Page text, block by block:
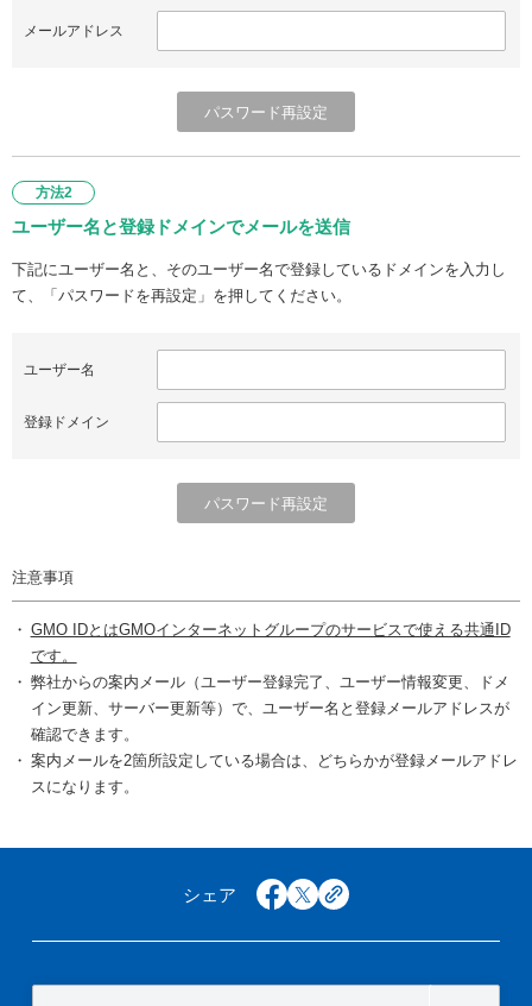
メールアドレス
方法2
ユーザー名と登録ドメインでメールを送信
下記にユーザー名と、そのユーザー名で登録しているドメインを入力し
て、「パスワードを再設定」を押してください。
ユーザー名
登録ドメイン
注意事項
GMO IDとはGMOインターネットグループのサービスで使える共通ID
です。
弊社からの案内メール（ユーザー登録完了、ユーザー情報変更、ドメ
イン更新、サーバー更新等）で、ユーザー名と登録メールアドレスが
確認できます。
案内メールを2箇所設定している場合は、どちらかが登録メールアドレ
スになります。
シェア facebook
x copy